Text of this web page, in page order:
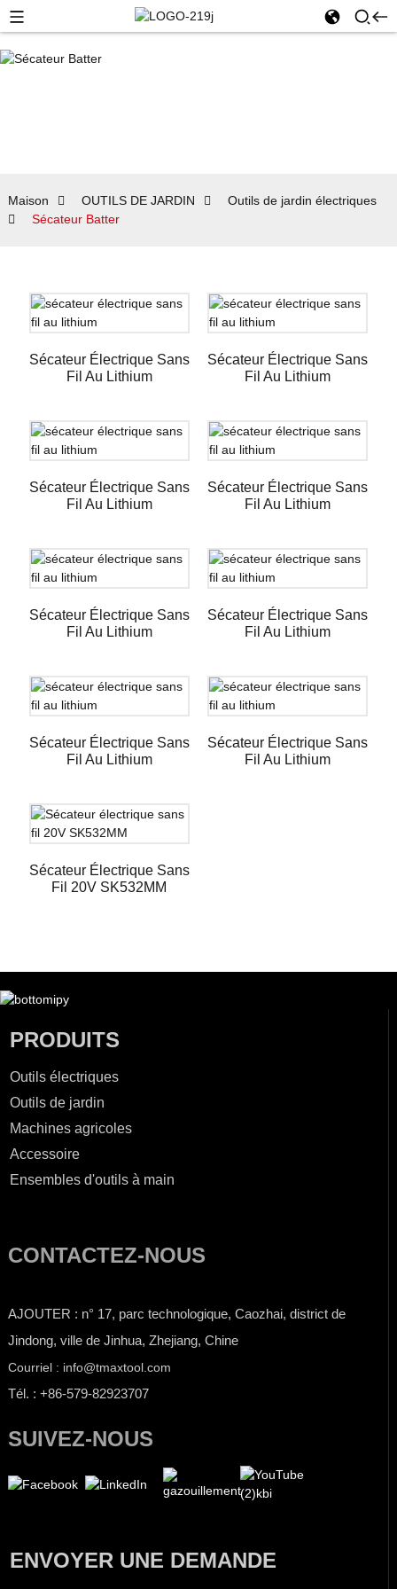
Maison OUTILS DE JARDIN
Outils de jardin électriques
Sécateur Batter
Sécateur Électrique Sans
Fil Au Lithium
Sécateur Électrique Sans
Fil Au Lithium
Sécateur Électrique Sans
Fil Au Lithium
Sécateur Électrique Sans
Fil Au Lithium
Sécateur Électrique Sans
Fil Au Lithium
Sécateur Électrique Sans
Fil Au Lithium
Sécateur Électrique Sans
Fil Au Lithium
Sécateur Électrique Sans
Fil Au Lithium
Sécateur Électrique Sans
Fil 20V SK532MM
PRODUITS
Outils électriques
Outils de jardin
Machines agricoles
Accessoire
Ensembles d'outils à main
CONTACTEZ-NOUS
AJOUTER : n° 17, parc technologique, Caozhai, district de
Jindong, ville de Jinhua, Zhejiang, Chine
Courriel : info@tmaxtool.com
Tél. : +86-579-82923707
SUIVEZ-NOUS
ENVOYER UNE DEMANDE